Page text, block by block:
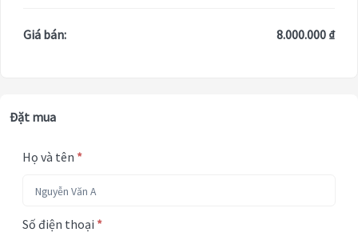
Giá bán: 8.000.000 ₫
Đặt mua
Họ và tên *
Số điện thoại *